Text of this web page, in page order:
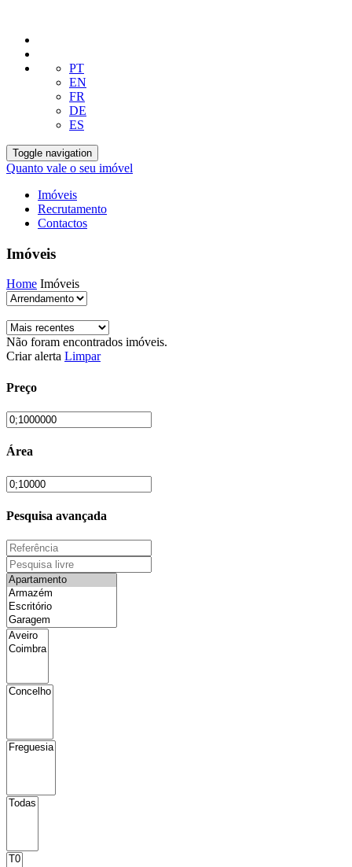
PT
EN
FR
DE
ES
Toggle navigation
Quanto vale o seu imóvel
Imóveis
Recrutamento
Contactos
Imóveis
Home Imóveis
Não foram encontrados imóveis.
Criar alerta Limpar
Preço
Área
Pesquisa avançada